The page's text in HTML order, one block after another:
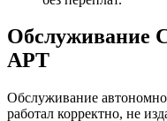
Обслуживание
АРТ
Обслуживание
работал корректно, не